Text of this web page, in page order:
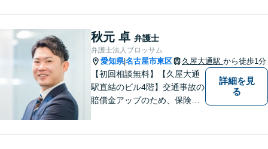
ります。【近隣駐車場あり】
秋元 卓 弁護士
弁護士法人ブロッサム
愛知県|名古屋市東区 久屋大通駅 から徒歩1分
【初回相談無料】【久屋大通
駅直結のビル4階】交通事故の
賠償金アップのため、保険会
詳細を見
る